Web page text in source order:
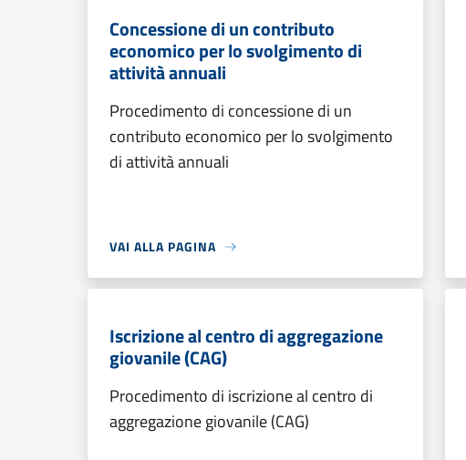
Concessione di un contributo
economico per lo svolgimento di
attività annuali
Procedimento di concessione di un
contributo economico per lo svolgimento
di attività annuali
VAI ALLA PAGINA
Iscrizione al centro di aggregazione
giovanile (CAG)
Procedimento di iscrizione al centro di
aggregazione giovanile (CAG)